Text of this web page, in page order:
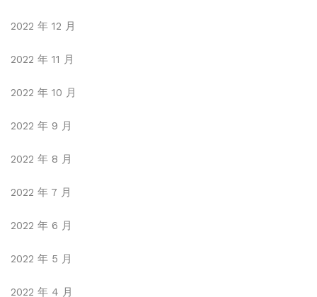
2022 年 12 月
2022 年 11 月
2022 年 10 月
2022 年 9 月
2022 年 8 月
2022 年 7 月
2022 年 6 月
2022 年 5 月
2022 年 4 月